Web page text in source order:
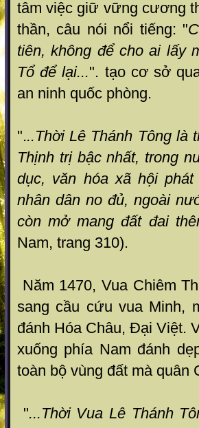
tâm việc giữ vững cương
thần, câu nói nổi tiếng: "
tiên, không để cho ai lấy
Tổ để lại...". tạo cơ sở
an ninh quốc phòng.
"...Thời Lê Thánh Tông
Thịnh trị bậc nhất, trong
dục, văn hóa xã hội
nhân dân no đủ, ngoài
còn mở mang đất đai
Nam, trang 310).
Năm 1470, Vua Chiêm
sang cầu cứu vua Minh,
đánh Hóa Châu, Đại Việt.
xuống phía Nam đánh
toàn bộ vùng đất mà quân
"...Thời Vua Lê Thánh